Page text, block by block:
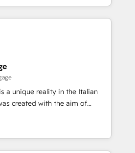
of core business processes
ERP and e-commerce
HubSpot. We work with some
customers to generate
the long term. 🤖 We have
customers across industries
more complex projects where
of the project's success.
a unique reality in the Italian
created with the aim of
at the center by
capable of integrating
offer the best
market, ranging from CRM